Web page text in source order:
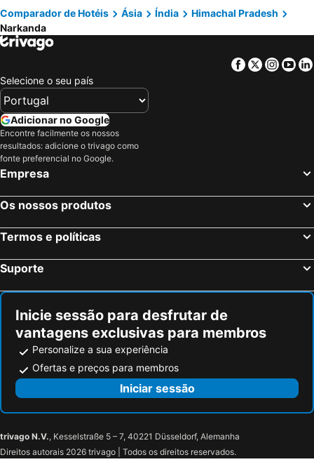
Agra, Uttar Pradesh Hotéis
Panaji, Goa Hotéis
Comparador de Hotéis Ásia Índia
Himachal Pradesh
Narkanda
Facebook
Twitter
Selecione o seu país
Adicionar no Google
Encontre facilmente os nossos
resultados: adicione o trivago como
fonte preferencial no Google.
Empresa
Os nossos produtos
Termos e políticas
Suporte
Inicie sessão para desfrutar de
vantagens exclusivas para membros
Personalize a sua experiência
Ofertas e preços para membros
Iniciar sessão
trivago N.V., Kesselstraße 5 – 7, 40221 Düsseldorf, Alemanha
Direitos autorais 2026 trivago | Todos os direitos reservados.